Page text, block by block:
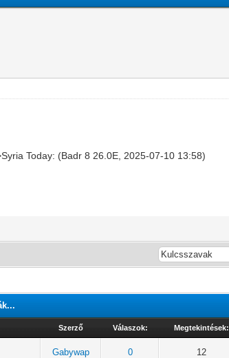
Today: (Badr 8 26.0E, 2025-07-10 13:58)
Szerző Válaszok: Megtekintések:
Gabywap 0 12